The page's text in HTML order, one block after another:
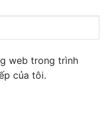
web trong trình
của tôi.